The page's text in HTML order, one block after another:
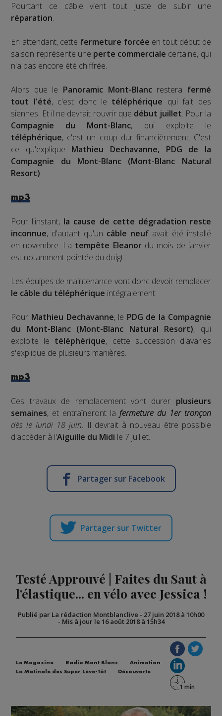
Pourtant ce câble vient tout juste de subir une
réparation.
En attendant, cette fermeture forcée en tout début de
saison représente une perte commerciale certaine, qui
n'a pas encore été chiffrée.
Alors que le Panoramic Mont-Blancrestera fermé
tout l'été, c'est donc le téléphérique qui fait des
siennes. Et il ne devrait rouvrir que début juillet. Pour la
Compagnie du Mont-Blanc, qui exploite le
téléphérique, c'est un coup dur financièrement. C'est
ce qu'explique Mathieu Dechavanne, PDG de la
Compagnie du Mont-Blanc (Mont-Blanc Natural
Resort) :
mp3
Pour l'instant, la cause de cette dégradation reste
inconnue, d'autant qu'un câble neufavait été installé
en novembre. La tempête Eleanordu mois de janvier
est notamment pointée du doigt.
Les équipes de maintenance vont donc devoir remplacer
le câble du téléphérique intégralement.
Pour Mathieu Dechavanne, le PDG de la Compagnie
du Mont-Blanc (Mont-Blanc Natural Resort), qui
exploite le téléphérique, cette succession d'avaries
s'explique de plusieurs manières.
mp3
Ces travaux de remplacement vont durer plusieurs
semaines, et entraîneront la fermeture du 1er tronçon
dès le lundi 18 juin. Il devrait à nouveau être possible
d'accéder à l'Aiguille du Midi le 7 juillet.
Partager sur Facebook
Partager sur Twitter
Testé Approuvé | Faites du Saut à
l'élastique... en vélo avec Jessica !
Publié par La rédaction Montblanclive - 27 juin 2018 à 10h00
- Mis à jour le 16 août 2018 à 15h34
Le Magazine Radio Mont Blanc
Animation
La Matinale des Super Lève-Tôt
Découverte